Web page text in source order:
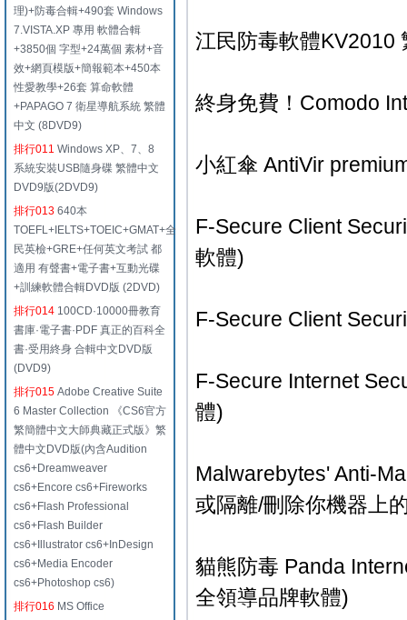
理)+防毒合輯+490套 Windows
7.VISTA.XP 專用 軟體合輯
+3850個 字型+24萬個 素材+音
效+網頁模版+簡報範本+450本
性愛教學+26套 算命軟體
+PAPAGO 7 衛星導航系統 繁體
中文 (8DVD9)
排行011 Windows XP、7、8
系統安裝USB隨身碟 繁體中文
DVD9版(2DVD9)
排行013 640本
TOEFL+IELTS+TOEIC+GMAT+全
民英檢+GRE+任何英文考試 都
適用 有聲書+電子書+互動光碟
+訓練軟體合輯DVD版 (2DVD)
排行014 100CD·10000冊教育
書庫·電子書·PDF 真正的百科全
書·受用終身 合輯中文DVD版
(DVD9)
排行015 Adobe Creative Suite
6 Master Collection 《CS6官方
繁簡體中文大師典藏正式版》繁
體中文DVD版(內含Audition
cs6+Dreamweaver
cs6+Encore cs6+Fireworks
cs6+Flash Professional
cs6+Flash Builder
cs6+Illustrator cs6+InDesign
cs6+Media Encoder
cs6+Photoshop cs6)
排行016 MS Office
江民防毒軟體KV2010
終身免費！Comodo
小紅傘 AntiVir
F-Secure Client
軟體)
F-Secure Client
F-Secure Internet
體)
Malwarebytes' Anti-
或隔離/刪除你機器上
貓熊防毒 Panda
全領導品牌軟體)